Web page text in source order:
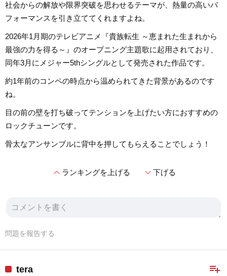
社会からの解放や限界突破を思わせるテーマが、熱量の高いパ
フォーマンスを引き立ててくれますよね。
2026年1月期のテレビアニメ『貴族転生 ～恵まれた生まれから
最強の力を得る～』のオープニング主題歌に起用されており、
同年3月にメジャー5thシングルとして発売された作品です。
約1年前のコンペの時点から温められてきた背景があるのです
ね。
目の前の壁を打ち破ってテンションを上げたい方におすすめの
ロックチューンです。
骨太なアンサンブルに背中を押してもらえることでしょう！
expand_lessランキングを上げる expand_more下げる
問題を報告する
playlist_add
tera